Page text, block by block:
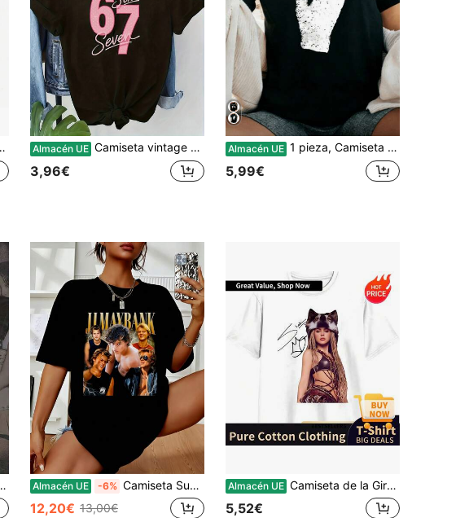
Almacén UE Camiseta vintage de moda con estampado digital n.º 67, top informal de manga corta con letras rosas, camiseta negra de cuello redondo de moda para mujer, tops de verano.
3,96€
Almacén UE 1 pieza, Camiseta retro Y2K HypeHer Bestseller 2026, Camiseta estampada Jackson de verano para mujer, Estilo casual de vacaciones, Corte holgado, Camiseta multifuncional de manga corta con c
5,99€
Almacén UE -6% Camiseta Super Fresh New Arrivals JJ Maybank, Homenaje a los 90s Camiseta de Fan de JJ Maybank Cómoda Color, Camiseta de Personaje de Película Y2K, Regalo para Mujeres y Hombres
12,20€ 13,00€
Almacén UE Camiseta de la Gira de 2026, Camisetas de Verano 100% para Hombres, Camiseta Casual, Camisetas de Manga Corta para la Calle
5,52€